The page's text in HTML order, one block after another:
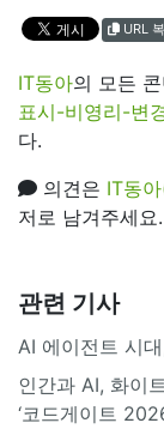
URL
IT동아의 모든
표시-비영리-변
다.
의견은 IT동
저로 남겨주세요.
관련 기사
AI 에이전트 시
인간과 AI, 화이
‘코드게이트